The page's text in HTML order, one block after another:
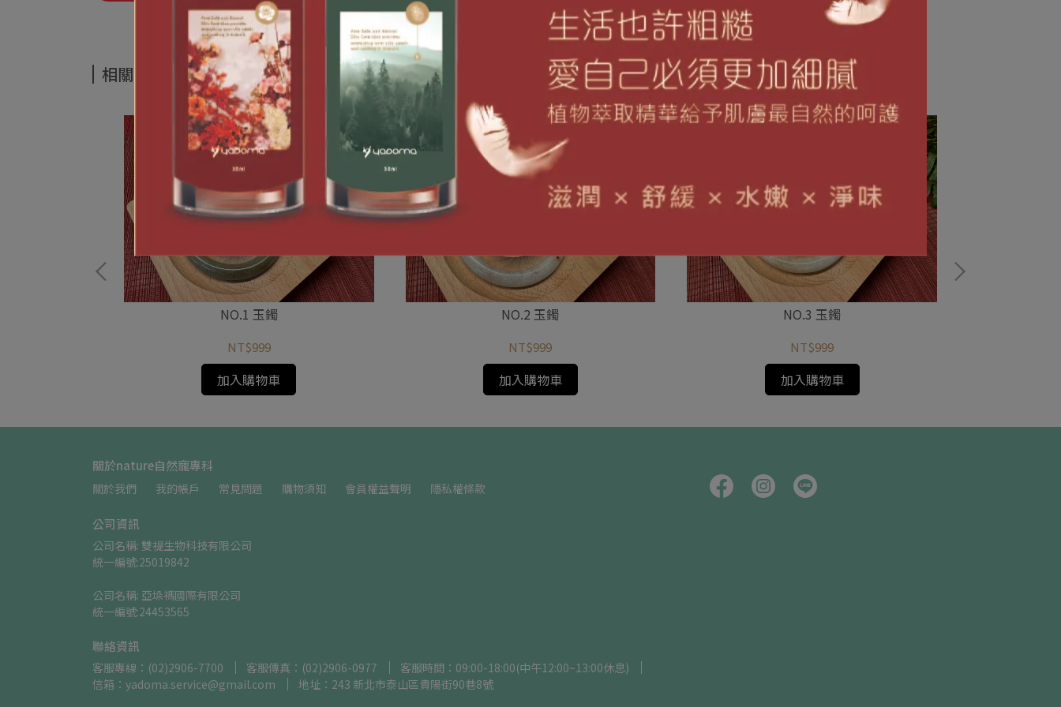
相關商品
NO.1 玉鐲
NT$999
加入購物車
NO.2 玉鐲
NT$999
加入購物車
NO.3 玉鐲
NT$999
加入購物車
關於nature自然寵專科
關於我們 我的帳戶 常見問題 購物須知 會員權益聲明 隱私權條款
公司資訊
公司名稱: 雙禔生物科技有限公司
統一編號:25019842
公司名稱: 亞垛禡國際有限公司
統一編號:24453565
聯絡資訊
客服專線：(02)2906-7700 客服傳真：(02)2906-0977
客服時間：09:00-18:00(中午12:00~13:00休息)
信箱：yadoma.service@gmail.com
地址：243 新北市泰山區貴陽街90巷8號